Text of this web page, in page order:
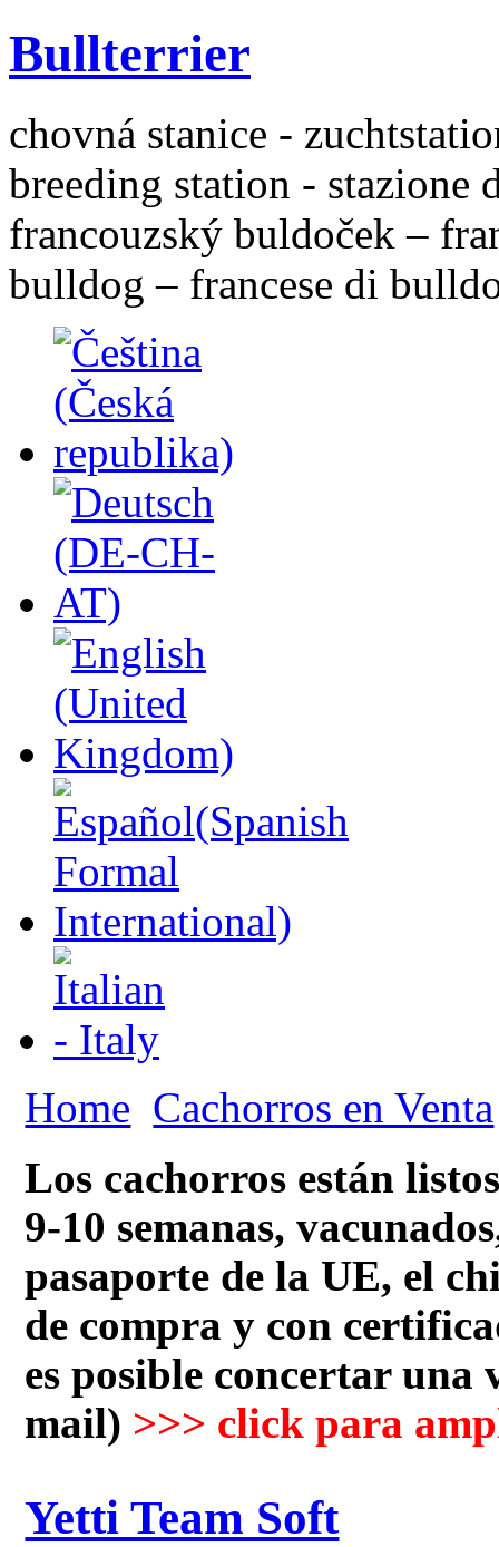
Bullterrier
chovná stanice -
breeding station - stazione
francouzský buldoček –
bulldog – francese di
Home Cachorros en Venta
Los cachorros están
9-10 semanas,
pasaporte de la UE, el
de compra y con
es posible concertar una
mail) >>> click para
Yetti Team Soft